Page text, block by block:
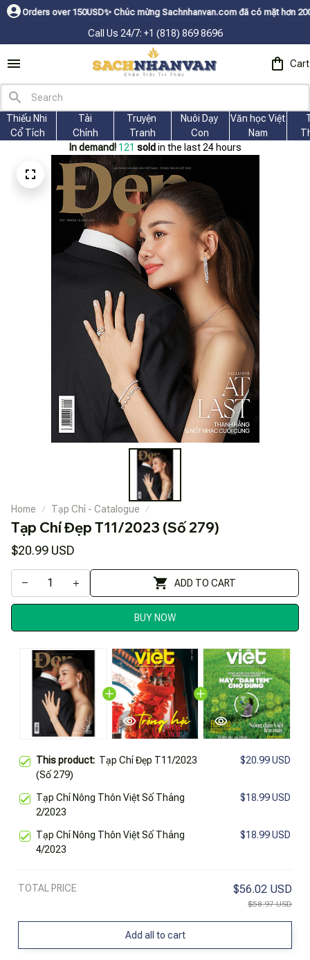
✨Chúc mừng Sachnhanvan.com đã có mặt hơn 200 quốc gia như Mỹ,
Call Us 24/7: +1 (818) 869 8696
Cart
Thiếu Nhi
Cổ Tích
Tài
Chính
Truyện
Tranh
Nuôi Dạy
Con
Văn học Việt
Nam
In demand! 122 sold in the last 24 hours
Home Tạp Chí - Catalogue
Tạp Chí Đẹp T11/2023 (Số 279)
$20.99 USD
ADD TO CART
BUY NOW
This product: Tạp Chí Đẹp T11/2023
(Số 279)
$20.99 USD
Tạp Chí Nông Thôn Việt Số Tháng
2/2023
$18.99 USD
Tạp Chí Nông Thôn Việt Số Tháng
4/2023
$18.99 USD
TOTAL PRICE $56.02 USD
$58.97 USD
Add all to cart